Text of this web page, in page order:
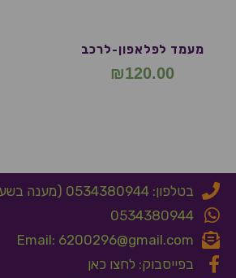
מעמד לפלאפון-לרכב
₪120.00
בטלפון: 0534380944 (מענה בשעות הבוקר בלבד)
0534380944
Email: 6200296@gmail.com
בפייסבוק: לחצו כאן